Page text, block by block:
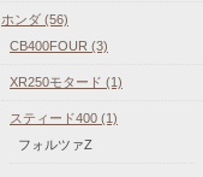
ホンダ (56)
CB400FOUR (3)
XR250モタード (1)
スティード400 (1)
フォルツァZ